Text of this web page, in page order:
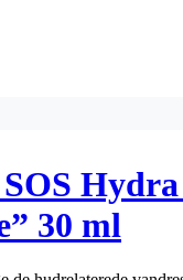
30 ml